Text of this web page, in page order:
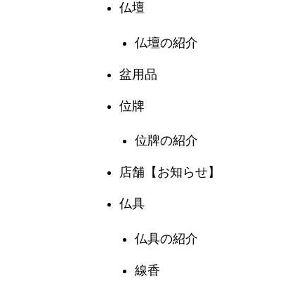
仏壇
仏壇の紹介
盆用品
位牌
位牌の紹介
店舗【お知らせ】
仏具
仏具の紹介
線香